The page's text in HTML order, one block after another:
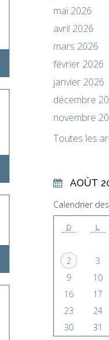
mai 2026
avril 2026
mars 2026
février 2026
janvier 2026
décembre
novembre
Toutes les
AOÛT
Calendrier
D L
2
3
9
10
16
17
23
24
30
31